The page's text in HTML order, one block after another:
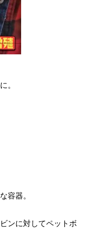
。
容器。
ンに対してペットボ